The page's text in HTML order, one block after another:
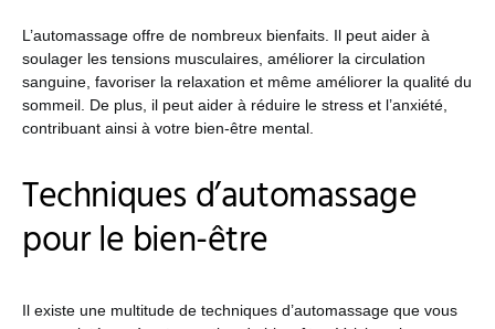
L’automassage offre de nombreux bienfaits. Il peut aider à
soulager les tensions musculaires, améliorer la circulation
sanguine, favoriser la relaxation et même améliorer la qualité du
sommeil. De plus, il peut aider à réduire le stress et l’anxiété,
contribuant ainsi à votre bien-être mental.
Techniques d’automassage
pour le bien-être
Il existe une multitude de techniques d’automassage que vous